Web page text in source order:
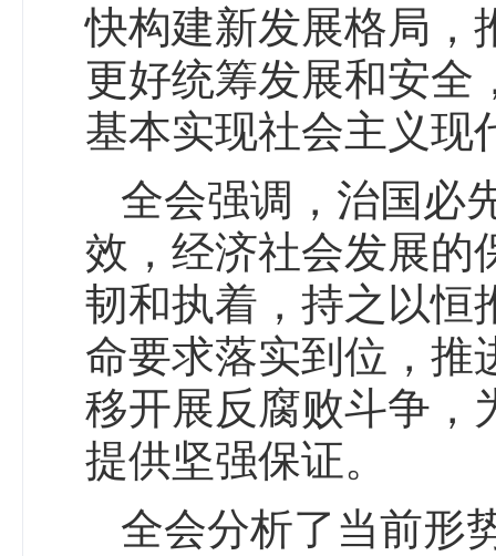
快构建新发展格局，
更好统筹发展和安全
基本实现社会主义现
全会强调，治国必
效，经济社会发展的
韧和执着，持之以恒
命要求落实到位，推
移开展反腐败斗争，
提供坚强保证。
全会分析了当前形